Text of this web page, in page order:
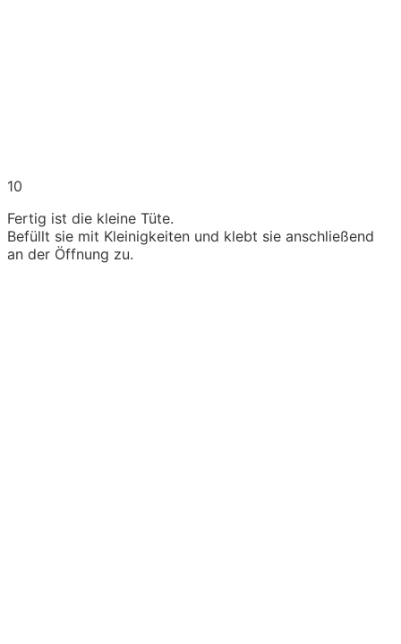
10
Fertig ist die kleine Tüte.
Befüllt sie mit Kleinigkeiten und klebt sie anschließend
an der Öffnung zu.